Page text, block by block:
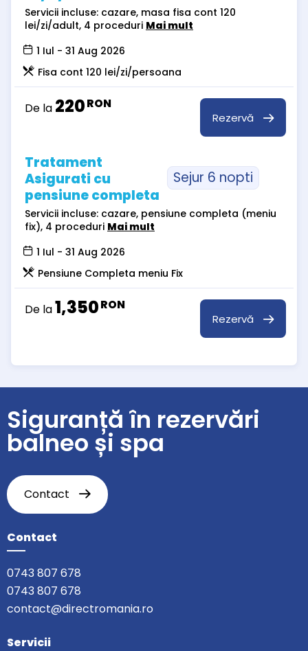
Servicii incluse: cazare, masa fisa cont 120
lei/zi/adult, 4 proceduri Mai mult
1 Iul - 31 Aug 2026
Fisa cont 120 lei/zi/persoana
De la 220RON
Rezervă
Tratament
Asigurati cu
pensiune completa
Sejur 6 nopti
Servicii incluse: cazare, pensiune completa (meniu
fix), 4 proceduri Mai mult
1 Iul - 31 Aug 2026
Pensiune Completa meniu Fix
De la1,350RON
Rezervă
Siguranță în rezervări
balneo și spa
Contact
Contact
0743 807 678
0743 807 678
contact@directromania.ro
Servicii